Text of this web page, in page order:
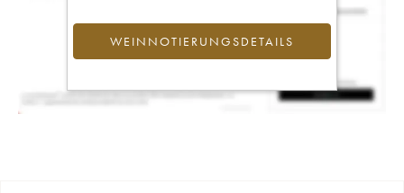
WEINNOTIERUNGSDETAILS